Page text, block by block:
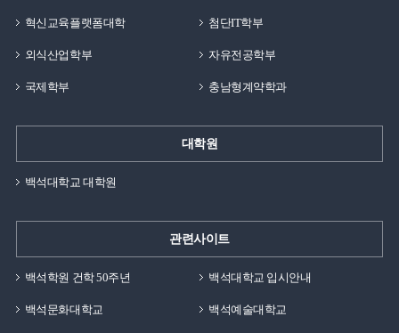
혁신교육플랫폼대학 첨단IT학부
외식산업학부 자유전공학부
국제학부 충남형계약학과
대학원
백석대학교 대학원
관련사이트
백석학원 건학 50주년 백석대학교 입시안내
백석문화대학교 백석예술대학교